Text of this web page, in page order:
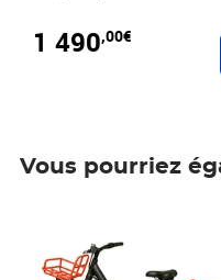
1 490,00€
Vous pourriez